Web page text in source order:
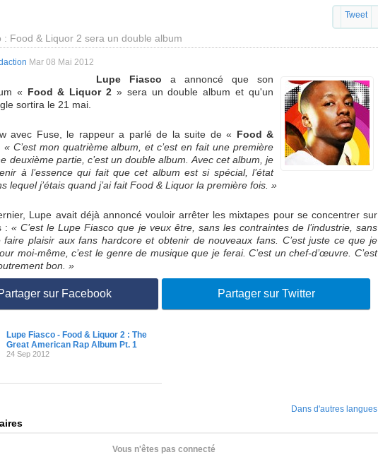
Tweet
: Food & Liquor 2 sera un double album
Mar 08 Mai 2012
Lupe Fiasco a annoncé que son
« Food & Liquor 2 » sera un double album et qu'un
sortira le 21 mai.
avec Fuse, le rappeur a parlé de la suite de « Food &
« C’est mon quatrième album, et c’est en fait une première
deuxième partie, c’est un double album. Avec cet album, je
à l’essence qui fait que cet album est si spécial, l’état
lequel j’étais quand j’ai fait Food & Liquor la première fois. »
Lupe avait déjà annoncé vouloir arrêter les mixtapes pour se concentrer sur
: « C’est le Lupe Fiasco que je veux être, sans les contraintes de l’industrie, sans
faire plaisir aux fans hardcore et obtenir de nouveaux fans. C’est juste ce que je
moi-même, c’est le genre de musique que je ferai. C’est un chef-d’œuvre. C’est
bon. »
sur Facebook Partager sur Twitter
Lupe Fiasco - Food & Liquor 2 : The
Great American Rap Album Pt. 1
24 Sep 2012
Dans d'autres langues
Vous n'êtes pas connecté